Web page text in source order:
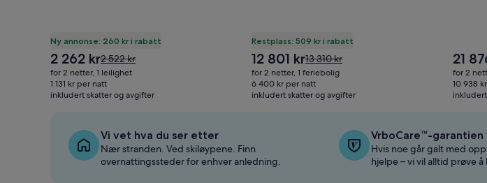
Ny annonse: 260 kr i rabatt
Prisen
er
2 262 kr
2 262 krPrisen
var
2 522 kr.
Se
om
standardpris.
2 522 kr
for 2 netter, 1 leilighet
1 131 kr per natt
inkludert skatter og avgifter
Restplass: 509 kr i rabatt
Prisen
er
12 801 kr
12 801 krPrisen
var
13 310 kr.
Se
standardpris.
13 310 kr
for 2 netter, 1 feriebolig
6 400 kr per natt
inkludert skatter og avgifter
Prisen
er
21 876 kr
21
for 2
10 938
Vi vet hva du ser etter
Nær stranden. Ved skiløypene. Finn
overnattingssteder for enhver anledning.
VrboCare™-garantien
Hvis noe går galt med
hjelpe – vi vil alltid prøve